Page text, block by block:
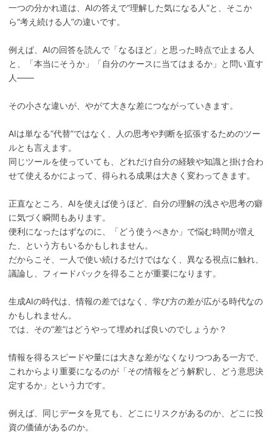
一つの分かれ道は、AIの答えで“理解した気になる人”と、そこか
ら“考え続ける人”の違いです。
例えば、AIの回答を読んで「なるほど」と思った時点で止まる人
と、「本当にそうか」「自分のケースに当てはまるか」と問い直す
人——
その小さな違いが、やがて大きな差につながっていきます。
AIは単なる“代替”ではなく、人の思考や判断を拡張するためのツー
ルとも言えます。
同じツールを使っていても、どれだけ自分の経験や知識と掛け合わ
せて使えるかによって、得られる成果は大きく変わってきます。
正直なところ、AIを使えば使うほど、自分の理解の浅さや思考の癖
に気づく瞬間もあります。
便利になったはずなのに、「どう使うべきか」で悩む時間が増え
た、という方もいるかもしれません。
だからこそ、一人で使い続けるだけではなく、異なる視点に触れ、
議論し、フィードバックを得ることが重要になります。
生成AIの時代は、情報の差ではなく、学び方の差が広がる時代なの
かもしれません。
では、その“差”はどうやって埋めれば良いのでしょうか？
情報を得るスピードや量には大きな差がなくなりつつある一方で、
これからより重要になるのが「その情報をどう解釈し、どう意思決
定するか」という力です。
例えば、同じデータを見ても、どこにリスクがあるのか、どこに投
資の価値があるのか。